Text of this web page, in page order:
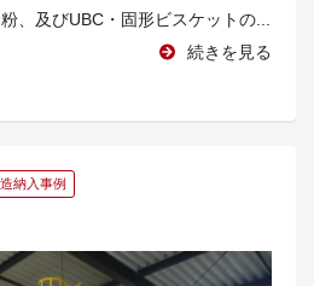
、及びUBC・固形ビスケットの...
続きを見る
納入事例